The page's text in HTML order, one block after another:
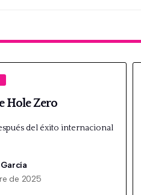
Hole Zero
del éxito internacional
de 2025